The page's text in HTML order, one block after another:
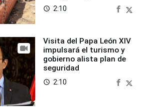
access_time 2:10
Visita del Papa León XIV
impulsará el turismo y
gobierno alista plan de
seguridad
access_time 2:10